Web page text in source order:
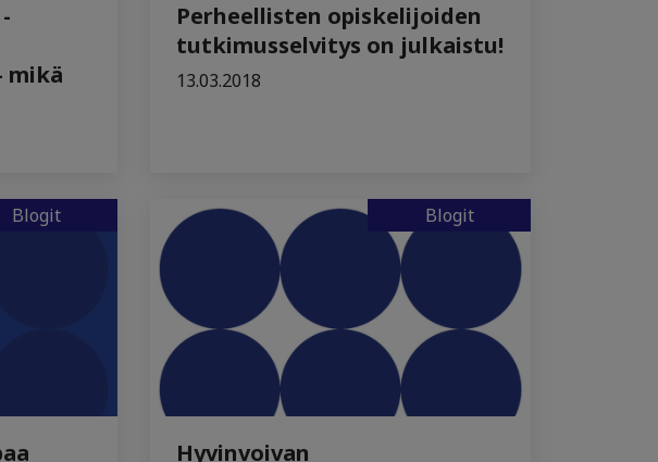
mikä
Perheellisten opiskelijoiden
tutkimusselvitys on julkaistu!
13.03.2018
Blogit Blogit
Hyvinvoivan